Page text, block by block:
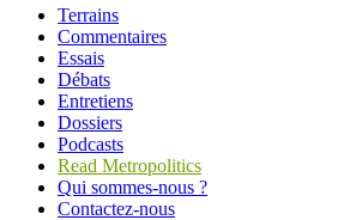
Terrains
Commentaires
Essais
Débats
Entretiens
Dossiers
Podcasts
Read Metropolitics
Qui sommes-nous ?
Contactez-nous